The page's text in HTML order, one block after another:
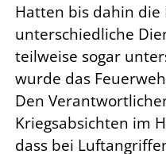
Hatten bis dahin die
unterschiedliche
teilweise sogar
wurde das
Den
Kriegsabsichten im
dass bei